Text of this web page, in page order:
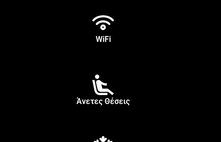
WiFi
Άνετες Θέσεις